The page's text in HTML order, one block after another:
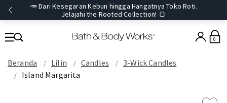
🥕 Dari Kesegaran Kebun hingga Hangatnya Toko Roti.
Jelajahi the Rooted Collection! 🍞
0
Beranda Lilin Candles
3-Wick Candles
Island Margarita